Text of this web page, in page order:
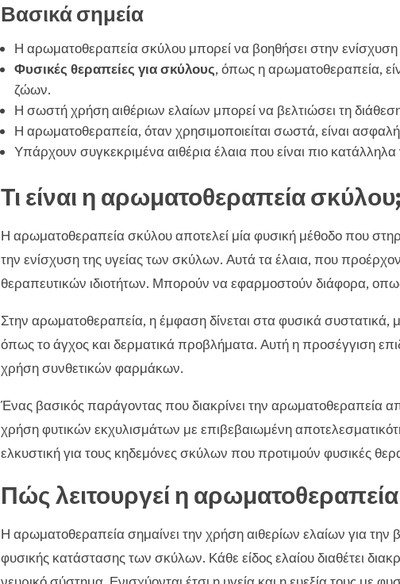
Βασικά σημεία
Η αρωματοθεραπεία σκύλου μπορεί να βοηθήσει στην ενίσχυση
Φυσικές θεραπείες για σκύλους, όπως η αρωματοθεραπεία,
ζώων.
Η σωστή χρήση αιθέριων ελαίων μπορεί να βελτιώσει τη
Η αρωματοθεραπεία, όταν χρησιμοποιείται σωστά, είναι
Υπάρχουν συγκεκριμένα αιθέρια έλαια που είναι πιο
Τι είναι η αρωματοθεραπεία σκύλου;
Η αρωματοθεραπεία σκύλου αποτελεί μία φυσική μέθοδο που
την ενίσχυση της υγείας των σκύλων. Αυτά τα έλαια, που
θεραπευτικών ιδιοτήτων. Μπορούν να εφαρμοστούν διάφορα,
Στην αρωματοθεραπεία, η έμφαση δίνεται στα φυσικά
όπως το άγχος και δερματικά προβλήματα. Αυτή η προσέγγιση
χρήση συνθετικών φαρμάκων.
Ένας βασικός παράγοντας που διακρίνει την αρωματοθεραπεία
χρήση φυτικών εκχυλισμάτων με επιβεβαιωμένη
ελκυστική για τους κηδεμόνες σκύλων που προτιμούν φυσικές
Πώς λειτουργεί η
Η αρωματοθεραπεία σημαίνει την χρήση αιθερίων ελαίων για την
φυσικής κατάστασης των σκύλων. Κάθε είδος ελαίου διαθέτει